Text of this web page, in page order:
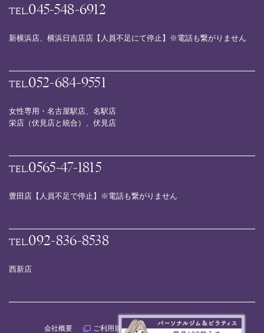
TEL.045-548-6912
新横浜店、横浜日吉店店【人員不足にて停止】※電話も繋がりません
TEL.052-684-9551
女性専用・名古屋駅店、名駅店
栄店（伏見店と統合）、伏見店
TEL.0565-47-1815
豊田店【人員不足で停止】※電話も繋がりません
TEL.092-836-8538
西新店
会社概要 ご利用規約 プライバシーポリシー